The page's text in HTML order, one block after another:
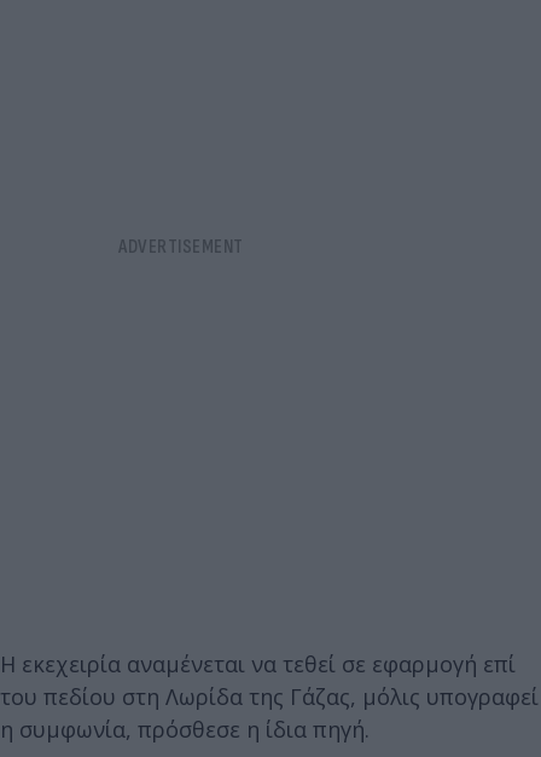
Η εκεχειρία αναμένεται να τεθεί σε εφαρμογή επί
του πεδίου στη Λωρίδα της Γάζας, μόλις υπογραφεί
η συμφωνία, πρόσθεσε η ίδια πηγή.